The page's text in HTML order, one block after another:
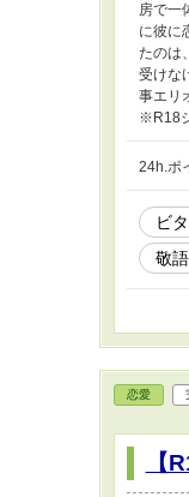
房で一
に彼に
たのは
受けな
事エリ
※R18
24h.ポ
ビ
敬
恋愛
【